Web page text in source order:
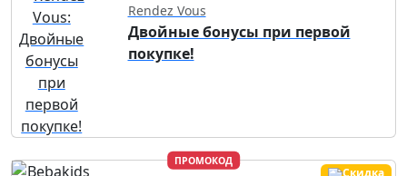
Rendez Vous
Двойные бонусы при первой
покупке!
ПРОМОКОД